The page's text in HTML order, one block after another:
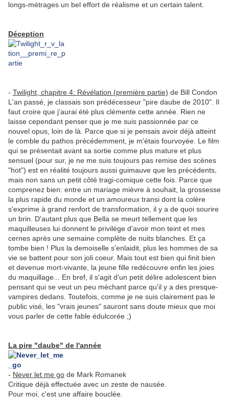
longs-métrages un bel effort de réalisme et un certain talent.
Déception
- Twilight, chapitre 4: Révélation (première partie) de Bill Condon
L'an passé, je classais son prédécesseur "pire daube de 2010". Il
faut croire que j'aurai été plus clémente cette année. Rien ne
laisse cependant penser que je me suis passionnée par ce
nouvel opus, loin de là. Parce que si je pensais avoir déjà atteint
le comble du pathos précédemment, je m'étais fourvoyée. Le film
qui se présentait avant sa sortie comme plus mature et plus
sensuel (pour sur, je ne me suis toujours pas remise des scènes
"hot") est en réalité toujours aussi guimauve que les précédents,
mais non sans un petit côté tragi-comique cette fois. Parce que
comprenez bien: entre un mariage mièvre à souhait, la grossesse
la plus rapide du monde et un amoureux transi dont la colère
s'exprime à grand renfort de transformation, il y a de quoi sourire
un brin. D'autant plus que Bella se meurt tellement que les
maquilleuses lui donnent le privilège d'avoir mon teint et mes
cernes après une semaine complète de nuits blanches. Et ça
tombe bien ! Plus la demoiselle s'enlaidit, plus les hommes de sa
vie se battent pour son joli coeur. Mais tout est bien qui finit bien
et devenue mort-vivante, la jeune fille redécouvre enfin les joies
du maquillage... En bref, il s'agit d'un petit délire adolescent bien
pensant qui se veut un peu méchant parce qu'il y a des presque-
vampires dedans. Toutefois, comme je ne suis clairement pas le
public visé, les "vrais jeunes" sauront sans doute mieux que moi
vous parler de cette fable édulcorée ;)
La pire "daube" de l'année
- Never let me go de Mark Romanek
Critique déjà effectuée avec un zeste de nausée.
Pour moi, c'est une affaire bouclée.